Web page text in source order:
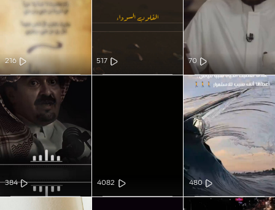
70
517
216
480
4082
384